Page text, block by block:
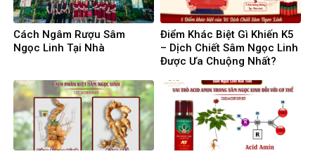
Cách Ngâm Rượu Sâm
Ngọc Linh Tại Nhà
Điểm Khác Biệt Gì Khiến K5
– Dịch Chiết Sâm Ngọc Linh
Được Ưa Chuộng Nhất?